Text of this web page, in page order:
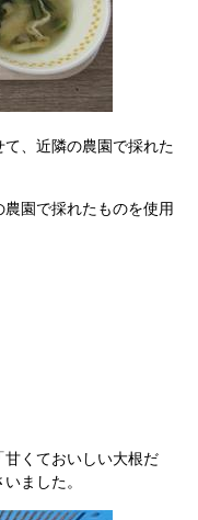
、近隣の農園で採れた
園で採れたものを使用
くておいしい大根だ
ました。